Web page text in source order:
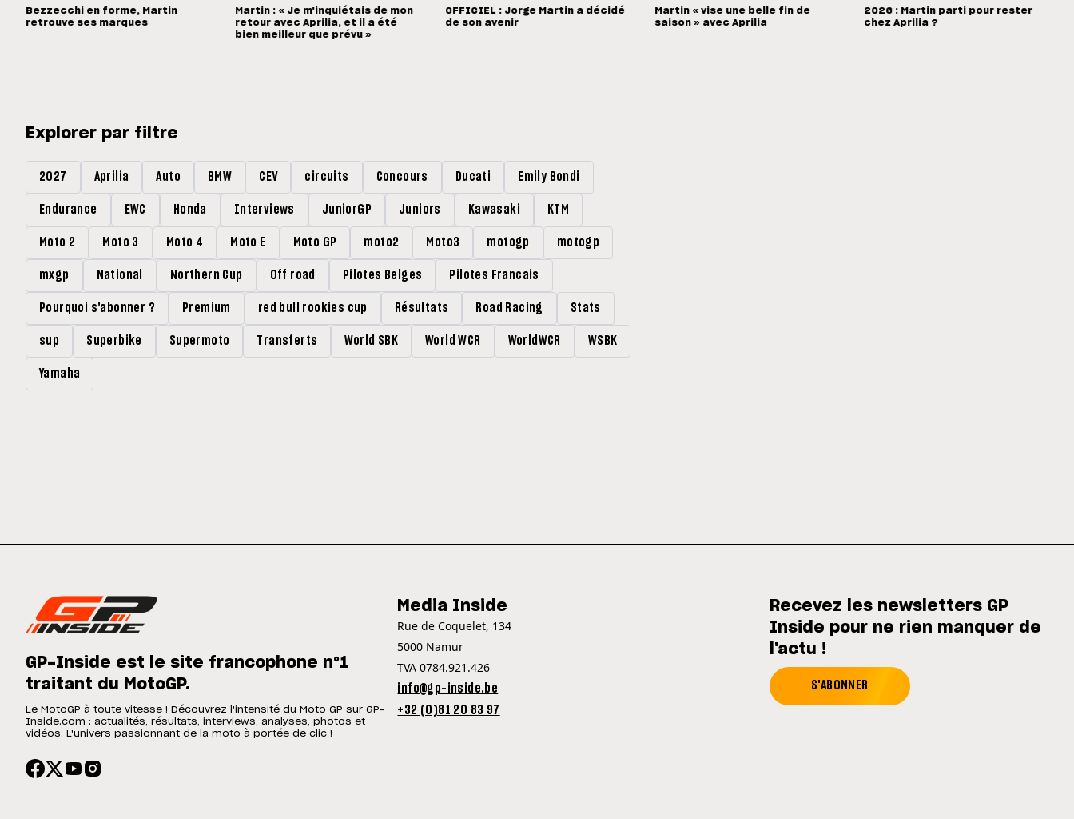
Bezzecchi en forme, Martin
retrouve ses marques
Martin : « Je m'inquiétais de mon
retour avec Aprilia, et il a été
bien meilleur que prévu »
OFFICIEL : Jorge Martin a décidé
de son avenir
Martin « vise une belle fin de
saison » avec Aprilia
2026 : Martin parti pour rester
chez Aprilia ?
Explorer par filtre
2027 Aprilia Auto BMW CEV circuits Concours Ducati Emily Bondi
Endurance EWC Honda Interviews JuniorGP Juniors Kawasaki KTM
Moto 2 Moto 3 Moto 4 Moto E Moto GP moto2 Moto3 motogp motogp
mxgp National Northern Cup Off road Pilotes Belges Pilotes Francais
Pourquoi s'abonner ? Premium red bull rookies cup Résultats Road Racing Stats
sup Superbike Supermoto Transferts World SBK World WCR WorldWCR WSBK
Yamaha
GP-Inside est le site francophone n°1
traitant du MotoGP.
Le MotoGP à toute vitesse ! Découvrez l'intensité du Moto GP sur GP-
Inside.com : actualités, résultats, interviews, analyses, photos et
vidéos. L'univers passionnant de la moto à portée de clic !
Media Inside
Rue de Coquelet, 134
5000 Namur
TVA 0784.921.426
info@gp-inside.be
+32 (0)81 20 83 97
Recevez les newsletters GP
Inside pour ne rien manquer de
l'actu !
S'ABONNER